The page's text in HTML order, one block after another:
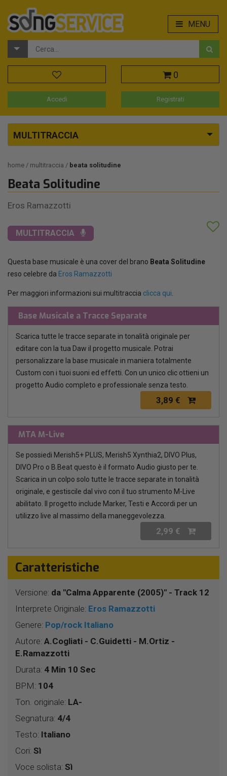
MENU
0
Accedi Registrati
MULTITRACCIA
home multitraccia beata solitudine
Beata Solitudine
Eros Ramazzotti
MULTITRACCIA
Questa base musicale è una cover del brano Beata Solitudine
reso celebre da Eros Ramazzotti
Per maggiori informazioni sui multitraccia clicca qui
Base Musicale a Tracce Separate
Scarica tutte le tracce separate in tonalità originale per
editare con la tua Daw il progetto musicale. Potrai
personalizzare la base musicale in maniera totalmente
Custom con i tuoi suoni ed effetti. Con un unico clic ottieni un
progetto Audio completo e professionale senza testo.
3,89 €
MTA M-Live
Se possiedi Merish5+ PLUS, Merish5 Xynthia2, DIVO Plus,
DIVO Pro o B.Beat questo è il formato Audio giusto per te.
Scarica in un colpo solo tutte le tracce separate in tonalità
originale, e gestiscile dal vivo con il tuo strumento M-Live
abilitato. Il progetto include Marker, Testi e Accordi per un
utilizzo live al massimo della maneggevolezza.
2,99 €
Caratteristiche
Versione: da "Calma Apparente (2005)" - Track 12
Interprete Originale: Eros Ramazzotti
Genere: Pop/rock Italiano
Autore: A.Cogliati - C.Guidetti - M.Ortiz -
E.Ramazzotti
Durata: 4 Min 10 Sec
BPM: 104
Ton. originale: LA-
Segnatura: 4/4
Testo: Italiano
Cori: Sì
Voce solista: Sì